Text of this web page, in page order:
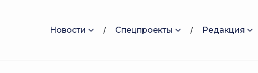
Новости Спецпроекты Редакция